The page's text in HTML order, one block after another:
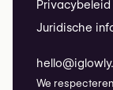
Privacybeleid
Juridische
We